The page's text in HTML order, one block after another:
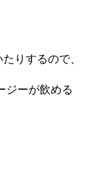
りするので、
ジーが飲める